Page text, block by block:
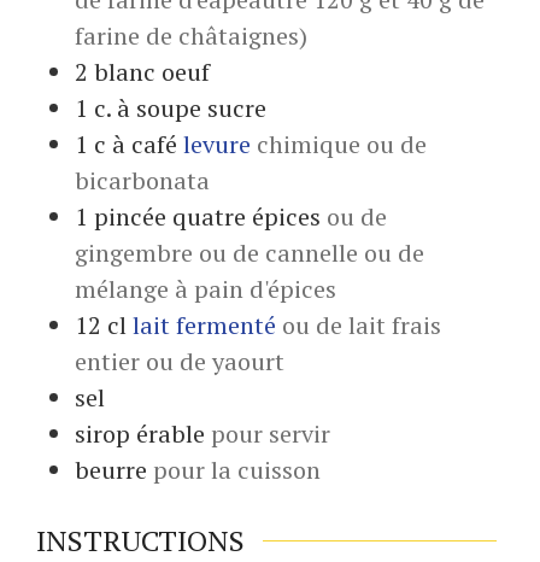
farine de châtaignes)
2 blanc oeuf
1 c. à soupe sucre
1 c à café levure chimique ou de
bicarbonata
1 pincée quatre épices ou de
gingembre ou de cannelle ou de
mélange à pain d'épices
12 cllait fermenté ou de lait frais
entier ou de yaourt
sel
sirop érable pour servir
beurre pour la cuisson
INSTRUCTIONS